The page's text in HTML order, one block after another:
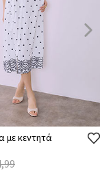
με κεντητά